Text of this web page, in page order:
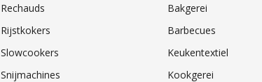
Rechauds
Rijstkokers
Slowcookers
Snijmachines
Bakgerei
Barbecues
Keukentextiel
Kookgerei